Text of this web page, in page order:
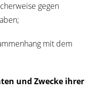
gegen
mit dem
und Zwe­cke ihrer